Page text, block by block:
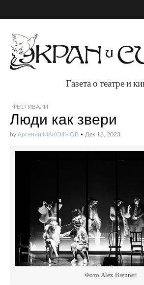
Газета о
кино.
Газета о театре и
ФЕСТИВАЛИ
Люди как звери
by Арсений МАКСИМОВ • Дек 18, 2023
Фото Alex Brenner